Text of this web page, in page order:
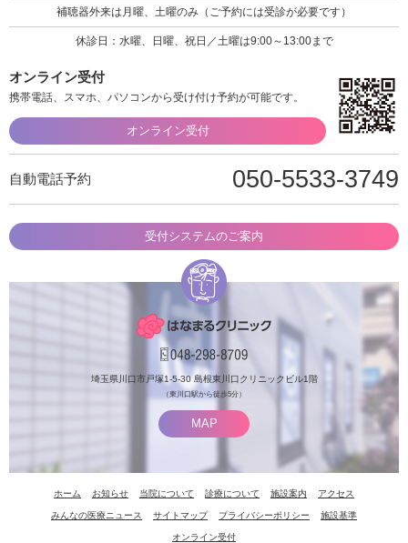
補聴器外来は月曜、土曜のみ（ご予約には受診が必要です）
休診日：水曜、日曜、祝日／土曜は9:00～13:00まで
オンライン受付
携帯電話、スマホ、パソコンから受け付け予約が可能です。
オンライン受付
自動電話予約 050-5533-3749
受付システムのご案内
埼玉県川口市戸塚1-5-30 島根東川口クリニックビル1階
（東川口駅から徒歩5分）
MAP
ホーム お知らせ 当院について 診療について 施設案内 アクセス
みんなの医療ニュース サイトマップ プライバシーポリシー 施設基準
オンライン受付